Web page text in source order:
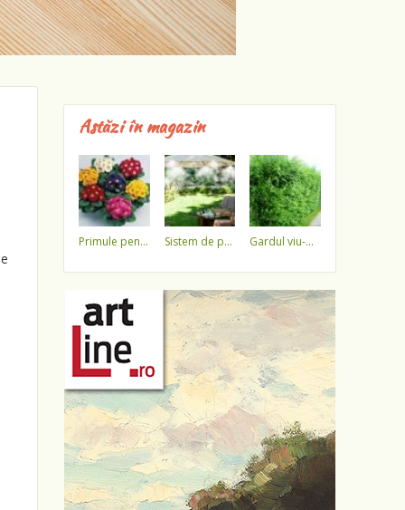
Astăzi în magazin
primule pentru 1 martie 3,5 lei / ghiveci !!!! sistem de pulverizare a apei gardul viu-minune!